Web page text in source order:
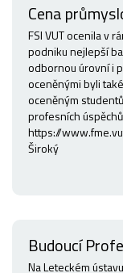
Cena
FSI VUT ocenila v
podniku nejlepší
odbornou úrovní i
oceněnými byli
oceněným
profesních
https://
Široký
Budoucí
Na Leteckém